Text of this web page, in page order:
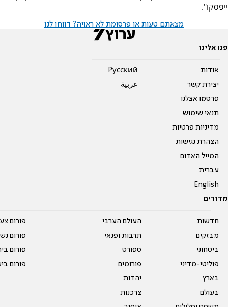
ייפסקו".
מצאתם טעות או פרסומת לא ראויה? דווחו לנו
פנו אלינו
אודות
יצירת קשר
פרסמו אצלנו
תנאי שימוש
מדיניות פרטיות
הצהרת נגישות
המייל האדום
עברית
English
Pусский
عربية
מדורים
חדשות
מבזקים
ביטחוני
פוליטי-מדיני
בארץ
בעולם
העולם הערבי
תרבות ופנאי
ספורט
פורומים
יהדות
צרכנות
פורום
פורום
פורום
פורום